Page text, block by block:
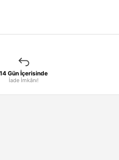
14 Gün İçerisinde
İade İmkânı!